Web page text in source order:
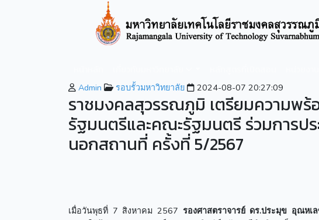
Admin รอบรั้วมหาวิทยาลัย 2024-08-07 20:27:09
ราชมงคลสุวรรณภูมิ เตรียมความพ
รัฐมนตรีและคณะรัฐมนตรี ร่วมการป
นอกสถานที่ ครั้งที่ 5/2567
เมื่อวันพุธที่ 7 สิงหาคม 2567 รองศาสตราจารย์ ดร.ประมุข อุณหเ